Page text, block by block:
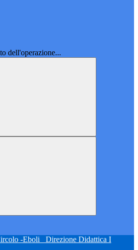
dell'operazione...
Direzione Didattica I